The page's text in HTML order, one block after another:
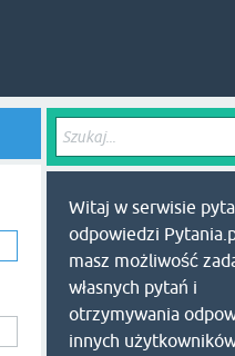
Witaj w serwisie
odpowiedzi
masz możliwość
własnych pytań i
otrzymywania
innych